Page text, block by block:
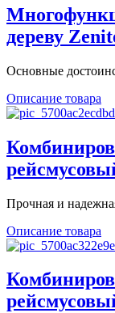
дереву
Основные
Описание товара
Прочная и
Описание товара